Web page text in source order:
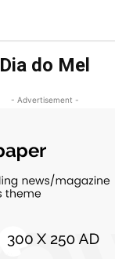
Dia do Mel
- Advertisement -